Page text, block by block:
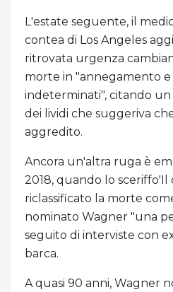
L'estate seguente, il
contea di Los Angeles
ritrovata urgenza
morte in "annegamento
indeterminati", citando
dei lividi che suggeriva
aggredito.
Ancora un'altra ruga è
2018, quando lo sceriffo'Il
riclassificato la morte
nominato Wagner "una
seguito di interviste con
barca.
A quasi 90 anni, Wagner